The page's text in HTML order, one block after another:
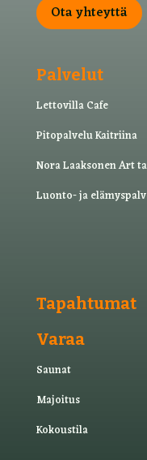
Ota yhteyttä
Palvelut
Lettovilla Cafe
Pitopalvelu Kaitriina
Nora Laaksonen Art
Luonto- ja
Tapahtumat
Varaa
Saunat
Majoitus
Kokoustila